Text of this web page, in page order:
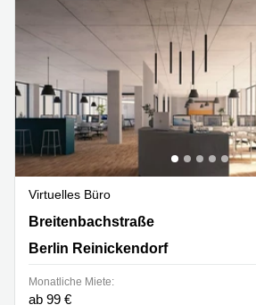
Virtuelles Büro
Breitenbachstraße 23, Berlin
Breitenbachstraße
Berlin Reinickendorf
Monatliche Miete:
ab 99 €